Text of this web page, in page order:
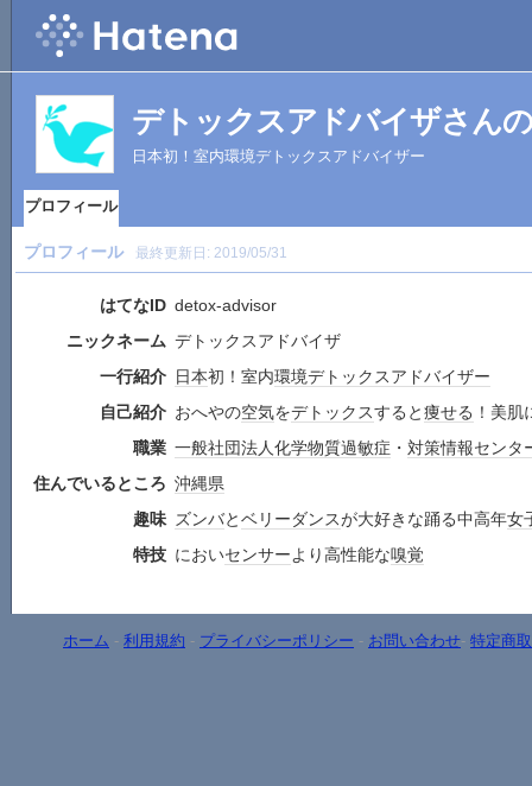
デトックスアドバイザさん
日本初！室内環境デトックスアドバイザー
プロフィール
プロフィール 最終更新日: 2019/05/31
はてなID detox-advisor
ニックネーム デトックスアドバイザ
一行紹介 日本初！室内環境デトックスアドバイザー
自己紹介 おへやの空気をデトックスすると痩せる ！美肌
職業 一般社団法人化学物質過敏症 ・ 対策情報センタ
住んでいるところ 沖縄県
趣味 ズンバとベリーダンスが大好きな踊る中高年女
特技 においセンサーより高性能な嗅覚
ホーム - 利用規約 - プライバシーポリシー - お問い合わせ- 特定商